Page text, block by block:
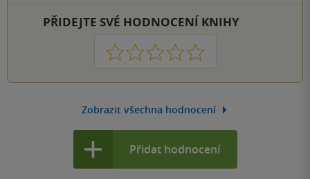
PŘIDEJTE SVÉ HODNOCENÍ KNIHY
1 2 3 4 5
Zobrazit všechna hodnocení
Přidat hodnocení